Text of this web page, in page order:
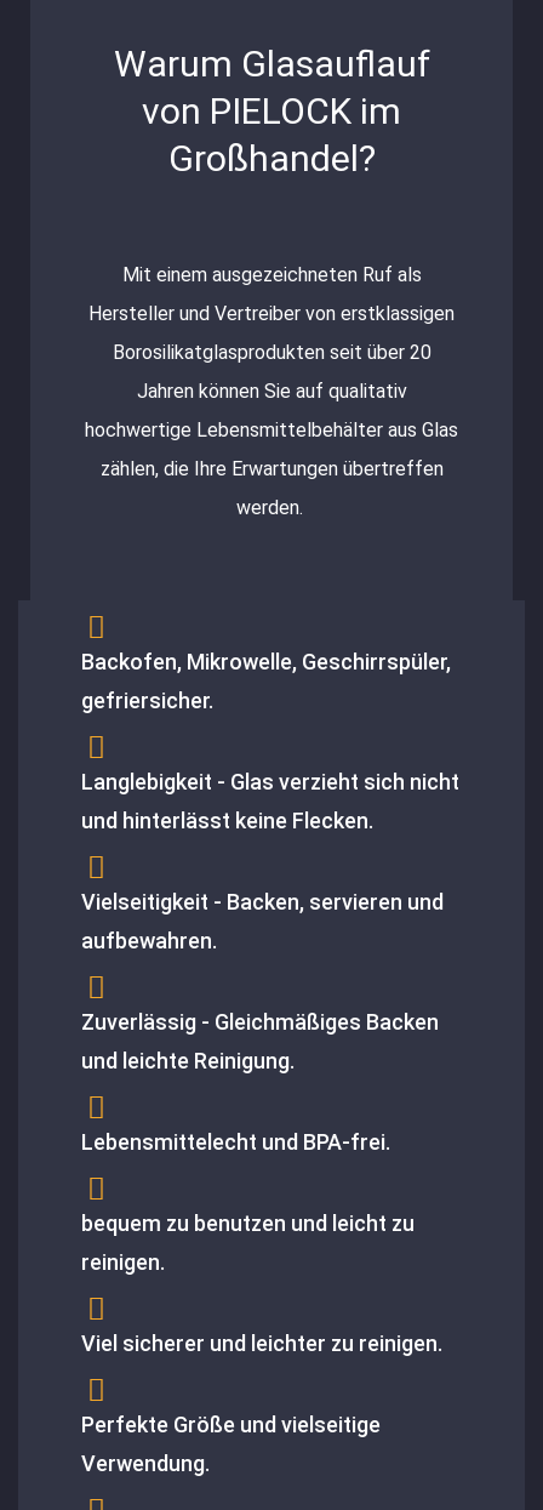
Warum Glasauflauf
von PIELOCK im
Großhandel?
Mit einem ausgezeichneten Ruf als
Hersteller und Vertreiber von erstklassigen
Borosilikatglasprodukten seit über 20
Jahren können Sie auf qualitativ
hochwertige Lebensmittelbehälter aus Glas
zählen, die Ihre Erwartungen übertreffen
werden.
Backofen, Mikrowelle, Geschirrspüler,
gefriersicher.
Langlebigkeit - Glas verzieht sich nicht
und hinterlässt keine Flecken.
Vielseitigkeit - Backen, servieren und
aufbewahren.
Zuverlässig - Gleichmäßiges Backen
und leichte Reinigung.
Lebensmittelecht und BPA-frei.
bequem zu benutzen und leicht zu
reinigen.
Viel sicherer und leichter zu reinigen.
Perfekte Größe und vielseitige
Verwendung.